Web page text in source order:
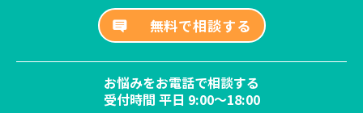
無料で相談する
お悩みをお電話で相談する
受付時間 平日 9:00～18:00